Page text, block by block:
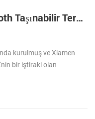
Cashina 4-inç Mobil Bluetooth Taşınabilir Termal Yazıcı
kurulmuş ve Xiamen
bir iştiraki olan